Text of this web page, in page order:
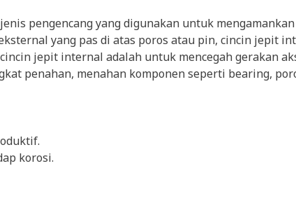
pengencang yang digunakan untuk
yang pas di atas poros atau pin, cincin jepit
jepit internal adalah untuk mencegah gerakan
penahan, menahan komponen seperti bearing,
korosi.